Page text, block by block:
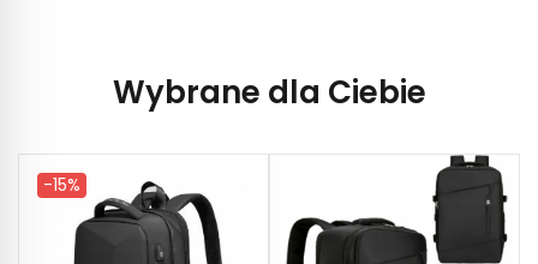
Wybrane dla Ciebie
-15%